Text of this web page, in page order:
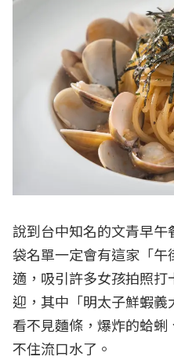
說到台中知名的文青早
袋名單一定會有這家「
適，吸引許多女孩拍照
迎，其中「明太子鮮蝦
看不見麵條，爆炸的蛤
不住流口水了。